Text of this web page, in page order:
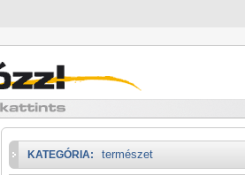
KATEGÓRIA: természet